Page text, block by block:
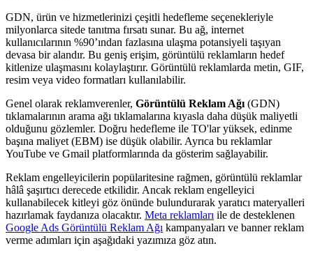
GDN, ürün ve hizmetlerinizi çeşitli hedefleme seçenekleriyle
milyonlarca sitede tanıtma fırsatı sunar. Bu ağ, internet
kullanıcılarının %90’ından fazlasına ulaşma potansiyeli taşıyan
devasa bir alandır. Bu geniş erişim, görüntülü reklamların hedef
kitlenize ulaşmasını kolaylaştırır. Görüntülü reklamlarda metin, GIF,
resim veya video formatları kullanılabilir.
Genel olarak reklamverenler, Görüntülü Reklam Ağı (GDN)
tıklamalarının arama ağı tıklamalarına kıyasla daha düşük maliyetli
olduğunu gözlemler. Doğru hedefleme ile TO'lar yüksek, edinme
başına maliyet (EBM) ise düşük olabilir. Ayrıca bu reklamlar
YouTube ve Gmail platformlarında da gösterim sağlayabilir.
Reklam engelleyicilerin popülaritesine rağmen, görüntülü reklamlar
hâlâ şaşırtıcı derecede etkilidir. Ancak reklam engelleyici
kullanabilecek kitleyi göz önünde bulundurarak yaratıcı materyalleri
hazırlamak faydanıza olacaktır. Meta reklamları ile de desteklenen
Google Ads Görüntülü Reklam Ağı kampanyaları ve banner reklam
verme adımları için aşağıdaki yazımıza göz atın.